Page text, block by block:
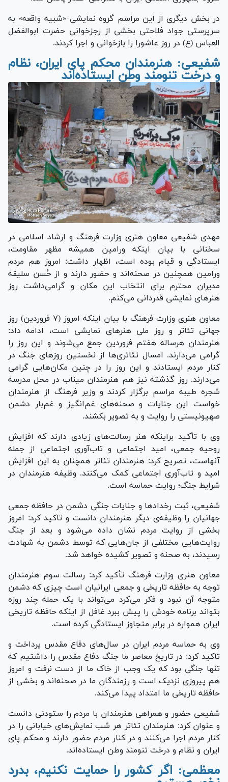
در بخش دیگری از این مراسم گروه نمایشی «شبیه واقعه» به
سرپرستی جواد فلاحتی بخشی از رجزخوانی حضرت ابوالفضل
العباس (ع) در روز عاشورا را بازخوانی و اجرا کردند.
شفیعی: هنرمندان محکم پای ایران، نظام
و درخت تنومند وطن ایستاده‌اند
مهدی شفیعی معاون هنری وزارت فرهنگ و ارشاد اسلامی در
سخنانی با بیان اینکه ورامین همیشه مظهر مقاومت،
ایستادگی و قیام بوده است، اظهار داشت: امروز هم مردم
ورامین همچنین در صحنه‌اند و حضور دارند و از حُسن سلیقه
مدیران محترم برای انتخاب این مکان و گرامی‌داشت روز
هنر‌های نمایشی قدردانی می‌کنم.
معاون هنری وزارت فرهنگ با بیان اینکه امروز (۷ فروردین) روز
جهانی تئاتر و روز ملی هنر‌های نمایشی است، ادامه داد:
هنرمندان هرساله هفتم فروردین جمع می‌شوند و این روز را
گرامی می‌دارند. امسال تئاتری‌ها از نخستین روز‌های جنگ در
کنار مردم ایستادند و این روز را در چنین مکان‌هایی گرامی
می‌دارند. روز گذشته نیز هم هنرمندان میناب در محل مدرسه
شجره طیبه مراسم برگزار کردند و وزیر فرهنگ از هنرمندان
خواست این جنایات و صحنه‌های غم‌انگیز و غم‌بار دشمن
صهیونیستی را روایت و به تصویر بکشند.
وی با تأکید براینکه هنر رسالت‌های زیادی دارند که افزایش
روحیه جمعی، امید اجتماعی و تاب‌آوری اجتماعی از جمله
آنهاست، تصریح کرد: هنرمندان تئاتر همچنان به این افزایش
امید و تاب‌آوری اجتماعی کمک می‌کنند. وظیفه هنرمندان در
شرایط جنگ؛ روایت حماسه است.
شفیعی، ثبت رخداد‌ها و جنایات جنگی دشمن در حافظه جمعی
جهانیان را وظیفه‌ی دیگر هنرمندان دانست و تاکید کرد: امروز
بخشی از روایت مردم نشان داده می‌شود و بعد از جنگ
روایت‌هایی مختلفی از جان‌هایی که توسط دشمن به شهادت
رسیدند، به صحنه و تصویر کشیده خواهد شد.
معاون هنری وزارت فرهنگ تأکید کرد: رسالت سوم هنرمندان
توجه به حافظه تاریخی و جمعی ایرانیان است چیزی که دشمن
متوجه آن نبود و فکر می‌کرد می‌تواند با یک حمله چند روزه
بتواند برنامه خودش را پیش ببرد غافل از اینکه حافظه تاریخی
ایران همواره در برابر متجاوز ایستادگی کرده است.
وی به حماسه مردم ایران در سال‌های دفاع مقدس پرداخت و
تاکید کرد: در تاریخ معاصر ما جنگ دفاع مقدس را داشتیم که
تنها جنگی بود که یک وجب از خاک ما از دست نرفت و امروز
هم پیروزی نزدیک است و رزمندگان ما در صحنه‌اند و بخشی از
حافظه تاریخی ما امتداد پیدا می‌کند.
شفیعی حضور و همراهی هنرمندان با مردم را ستودنی دانست
و عنوان کرد: هنرمندان تئاتر هر شب نمایش‌های خیابانی را در
کنار مردم اجرا می‌کنند و در کنار مردم حضور دارند و محکم پای
ایران و نظام و درخت تنومند وطن ایستاده‌اند.
معظمی: اگر کشور را حمایت نکنیم، بدرد